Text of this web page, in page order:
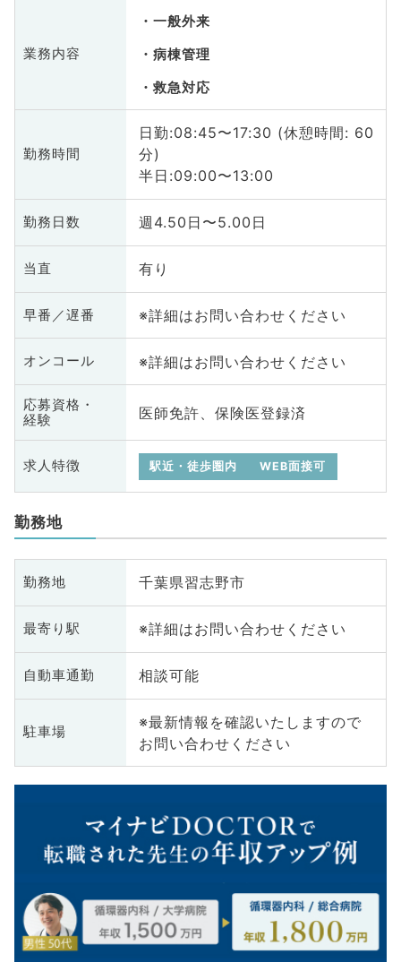
業務内容
一般外来
病棟管理
救急対応
勤務時間
日勤:08:45〜17:30 (休憩時間: 60
分)
半日:09:00〜13:00
勤務日数 週4.50日〜5.00日
当直 有り
早番／遅番 ※詳細はお問い合わせください
オンコール ※詳細はお問い合わせください
応募資格・
経験
医師免許、保険医登録済
求人特徴 駅近・徒歩圏内 WEB面接可
勤務地
勤務地 千葉県習志野市
最寄り駅 ※詳細はお問い合わせください
自動車通勤 相談可能
駐車場
※最新情報を確認いたしますので
お問い合わせください